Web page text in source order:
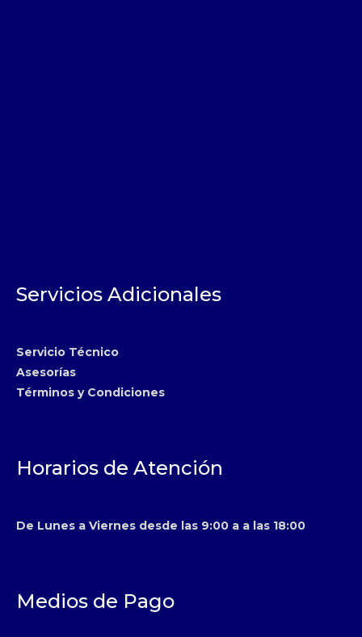
Servicios Adicionales
Servicio Técnico
Asesorías
Términos y Condiciones
Horarios de Atención
De Lunes a Viernes desde las 9:00 a a las 18:00
Medios de Pago